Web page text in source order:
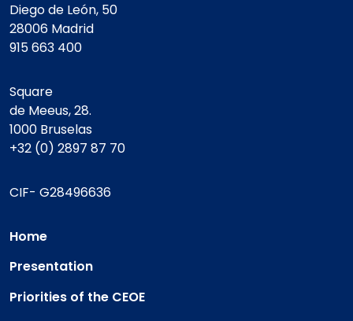
Diego de León, 50
28006 Madrid
915 663 400
Square
de Meeus, 28.
1000 Bruselas
+32 (0) 2897 87 70
CIF- G28496636
Home
Presentation
Priorities of the CEOE